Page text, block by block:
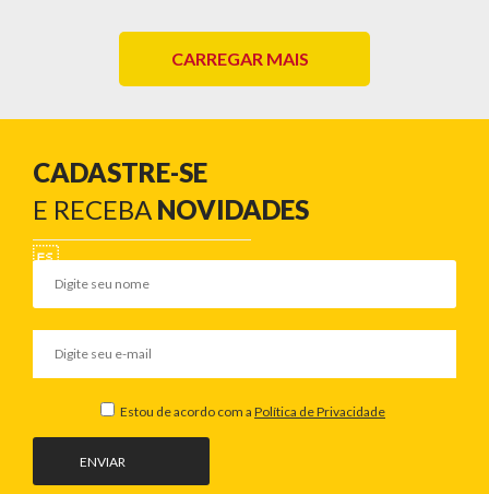
CARREGAR MAIS
CADASTRE-SE
E RECEBA NOVIDADES
ENVIAR
Estou de acordo com a Política de Privacidade